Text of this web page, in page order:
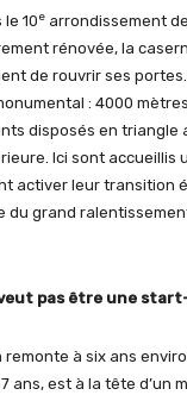
10e arrondissement
rénovée, la
de rouvrir ses
: 4000
disposés en triangle
Ici sont accueillis
activer leur transition
du grand
pas être une
à six ans
ans, est à la tête d’un